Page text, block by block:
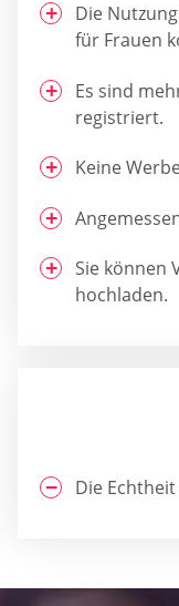
Die
für Frauen
Es sind
registriert.
Keine
Sie können
hochladen.
Die